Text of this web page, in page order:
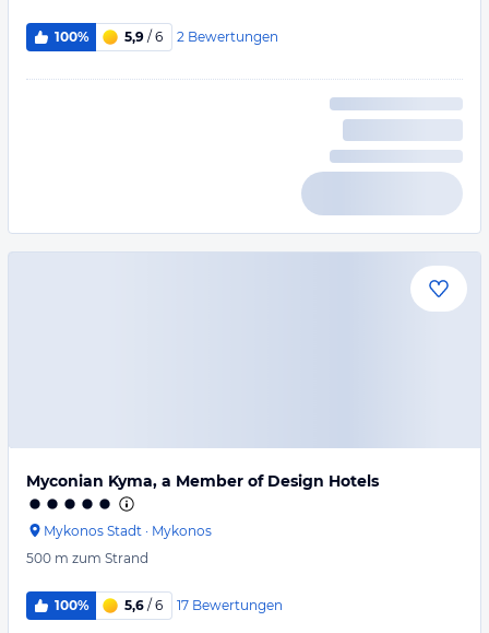
100% 5,9 / 6 2 Bewertungen
Myconian Kyma, a Member of Design Hotels
Mykonos Stadt · Mykonos
500 m zum Strand
100% 5,6 / 6 17 Bewertungen